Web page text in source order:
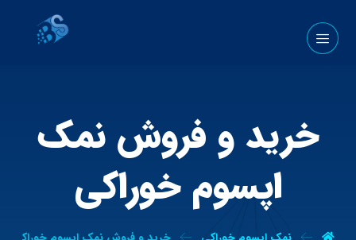
خرید و فروش نمک
اپسوم خوراکی